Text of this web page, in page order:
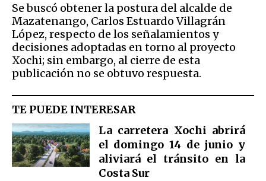
Se buscó obtener la postura del alcalde de
Mazatenango, Carlos Estuardo Villagrán
López, respecto de los señalamientos y
decisiones adoptadas en torno al proyecto
Xochi; sin embargo, al cierre de esta
publicación no se obtuvo respuesta.
TE PUEDE INTERESAR
La carretera Xochi abrirá
el domingo 14 de junio y
aliviará el tránsito en la
Costa Sur